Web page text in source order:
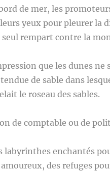
de mer, les
yeux pour pleurer la
rempart contre la
que les dunes
de sable dans
le roseau des sables.
de comptable ou de
labyrinthes enchantés
des refuges